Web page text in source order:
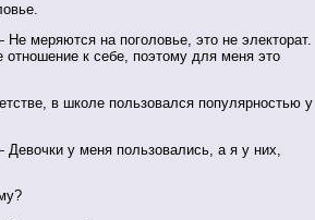
на поголовье, это не электорат.
к себе, поэтому для меня это
в школе пользовался популярностью у
у меня пользовались, а я у них,